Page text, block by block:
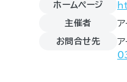
ホームページ
主催者
お問合せ先